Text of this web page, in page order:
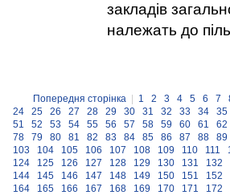
закладів
належать до
Попередня сторінка 1 2 3 4 5 6 7
24
25 26 27 28 29 30 31 32 33 34 35
51
52 53 54 55 56 57 58 59 60 61 62
78
79 80 81 82 83 84 85 86 87 88 89
103
104 105 106 107 108 109 110 111
124
125 126 127 128 129 130 131 132
144
145 146 147 148 149 150 151 152
164
165 166 167 168 169 170 171 172